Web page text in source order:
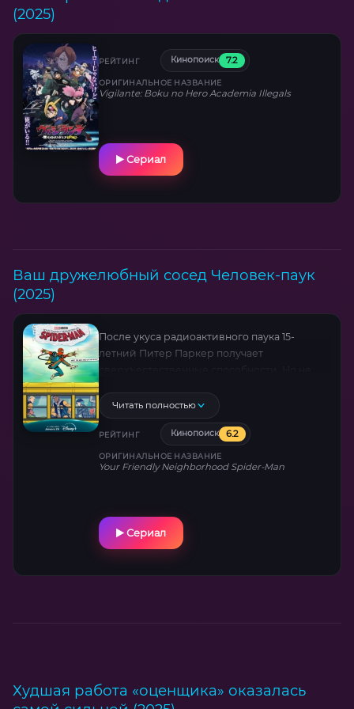
(2025)
РЕЙТИНГ Кинопоиск 7.2
ОРИГИНАЛЬНОЕ НАЗВАНИЕ
Vigilante: Boku no Hero Academia Illegals
Сериал
Ваш дружелюбный сосед Человек-паук
(2025)
После укуса радиоактивного паука 15-
летний Питер Паркер получает
его в старшей школе, где ему предстоит
найти новых друзей и обрести врагов.
Читать полностью
РЕЙТИНГ Кинопоиск 6.2
ОРИГИНАЛЬНОЕ НАЗВАНИЕ
Your Friendly Neighborhood Spider-Man
Сериал
Худшая работа «оценщика» оказалась